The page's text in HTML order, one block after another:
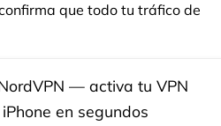
que todo tu tráfico de
— activa tu VPN
en segundos